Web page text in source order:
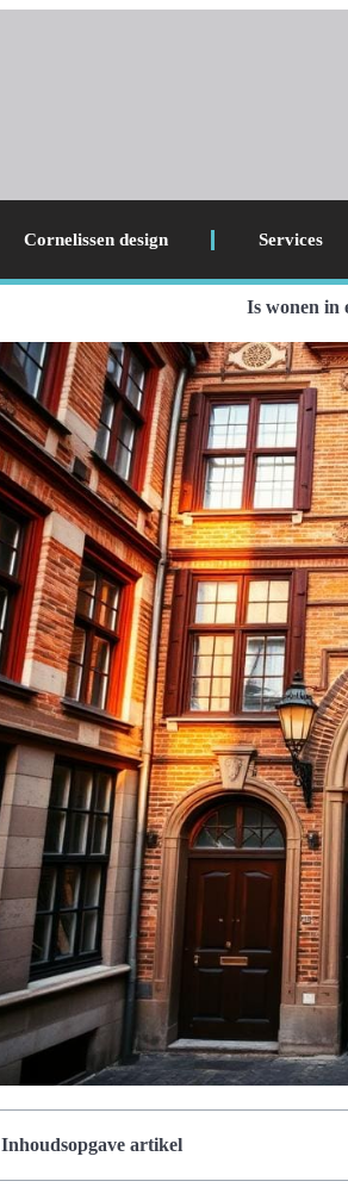
Cornelissen design Services
Is wonen in
Inhoudsopgave artikel